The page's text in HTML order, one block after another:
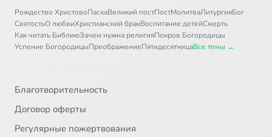
Рождество ХристовоПасхаВеликий постПостМолитваЛитургияБог
СвятостьО любвиХристианский бракВоспитание детейСмерть
Как читать БиблиюЗачем нужна религияПокров Богородицы
Успение БогородицыПреображениеПятидесятницаВсе темы →
Благотворительность
Договор оферты
Регулярные пожертвования